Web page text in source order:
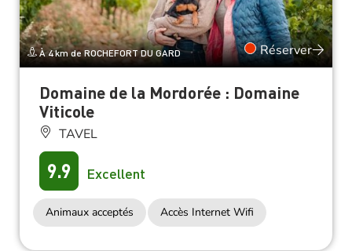
À 4 km de ROCHEFORT DU GARD Réserver
Domaine de la Mordorée : Domaine
Viticole
TAVEL
9.9 Excellent
Animaux acceptés Accès Internet Wifi